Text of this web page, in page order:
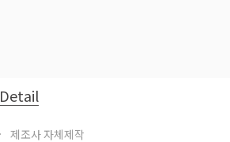
Detail
제조사 자체제작